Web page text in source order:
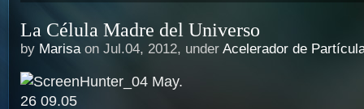
La Célula Madre del Universo
by Marisaon Jul.04, 2012, under Acelerador de